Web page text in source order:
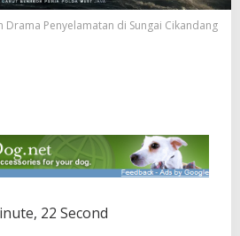
Drama Penyelamatan di Sungai Cikandang
22 Second